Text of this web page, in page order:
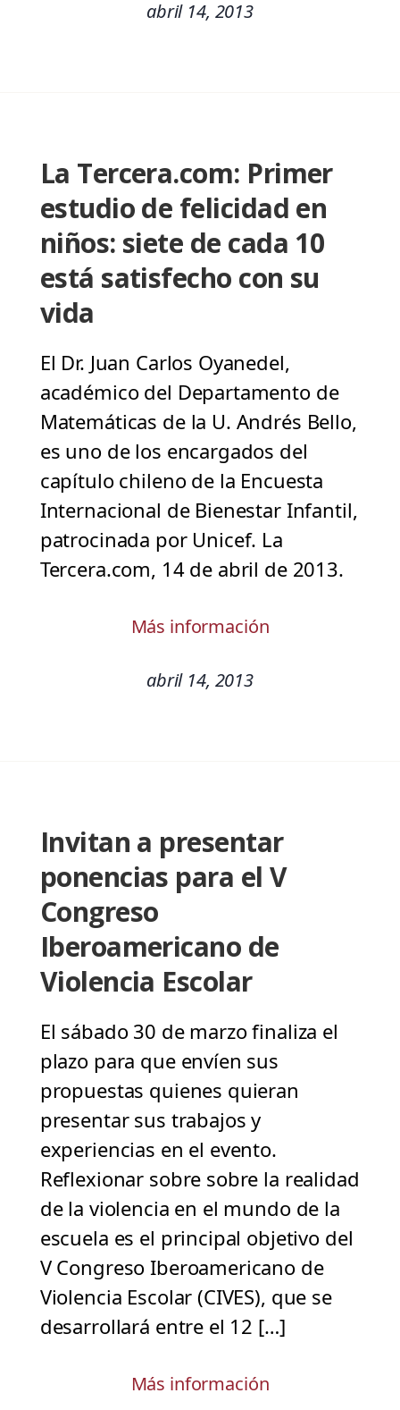
abril 14, 2013
La Tercera.com: Primer
estudio de felicidad en
niños: siete de cada 10
está satisfecho con su
vida
El Dr. Juan Carlos Oyanedel,
académico del Departamento de
Matemáticas de la U. Andrés Bello,
es uno de los encargados del
capítulo chileno de la Encuesta
Internacional de Bienestar Infantil,
patrocinada por Unicef. La
Tercera.com, 14 de abril de 2013.
Más información
abril 14, 2013
Invitan a presentar
ponencias para el V
Congreso
Iberoamericano de
Violencia Escolar
El sábado 30 de marzo finaliza el
plazo para que envíen sus
propuestas quienes quieran
presentar sus trabajos y
experiencias en el evento.
Reflexionar sobre sobre la realidad
de la violencia en el mundo de la
escuela es el principal objetivo del
V Congreso Iberoamericano de
Violencia Escolar (CIVES), que se
desarrollará entre el 12 […]
Más información